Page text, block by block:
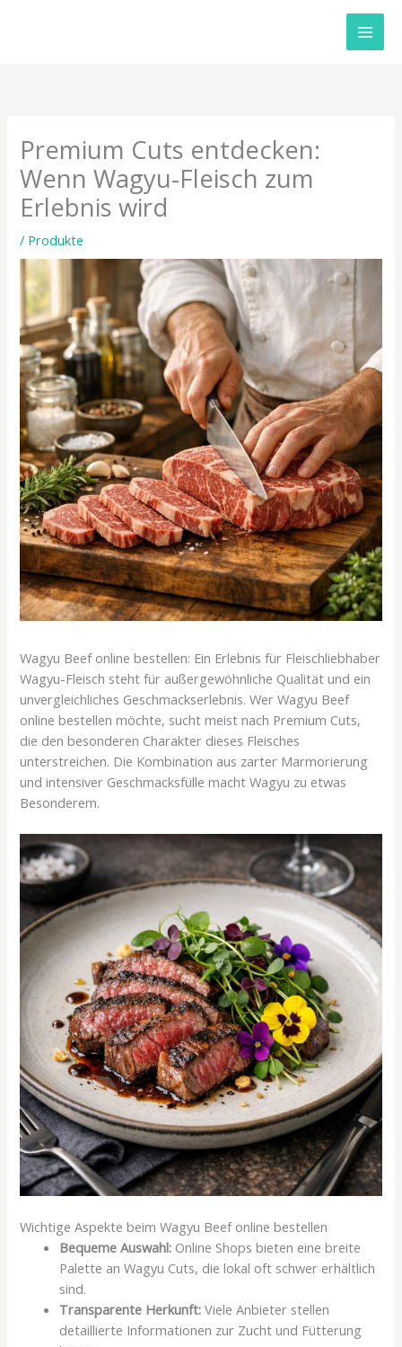
Premium Cuts entdecken:
Wenn Wagyu-Fleisch zum
Erlebnis wird
/ Produkte
Wagyu Beef online bestellen: Ein Erlebnis für Fleischliebhaber
Wagyu-Fleisch steht für außergewöhnliche Qualität und ein
unvergleichliches Geschmackserlebnis. Wer Wagyu Beef
online bestellen möchte, sucht meist nach Premium Cuts,
die den besonderen Charakter dieses Fleisches
unterstreichen. Die Kombination aus zarter Marmorierung
und intensiver Geschmacksfülle macht Wagyu zu etwas
Besonderem.
Wichtige Aspekte beim Wagyu Beef online bestellen
Bequeme Auswahl: Online Shops bieten eine breite
Palette an Wagyu Cuts, die lokal oft schwer erhältlich
sind.
Transparente Herkunft: Viele Anbieter stellen
detaillierte Informationen zur Zucht und Fütterung